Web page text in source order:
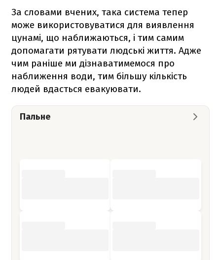
За словами вчених, така система тепер
може використовуватися для виявлення
цунамі, що наближаються, і тим самим
допомагати рятувати людські життя. Адже
чим раніше ми дізнаватимемося про
наближення води, тим більшу кількість
людей вдасться евакуювати.
Пальне